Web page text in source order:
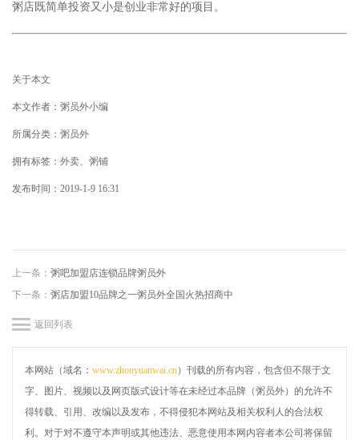
粥店既简单投资又小是创业非常好的项目。
关于本文
本文作者：粥员外小编
所属分类：粥员外
拥有标签：外卖、粥铺
发布时间：2019-1-9 16:31
上一条： 粥吧加盟店连锁品牌粥员外
下一条： 粥店加盟10品牌之一粥员外全国火热招商中
返回列表
本网站（域名： www.zhouyuanwai.cn）刊载的所有内容，包含但不限于文
字、图片、视频以及网页版式设计等在未经过本品牌（粥员外）的允许不
得转载、引用、改编以及发布，不得侵犯本网站及相关权利人的合法权
利。对于对不遵守本声明或其他违法、恶意使用本网内容者本公司将保留